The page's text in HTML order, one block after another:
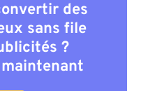
des
sans file
?